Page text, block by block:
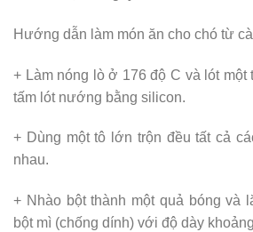
Hướng dẫn làm món ăn cho chó từ
+ Làm nóng lò ở 176 độ C và lót một
tấm lót nướng bằng silicon.
+ Dùng một tô lớn trộn đều tất cả
nhau.
+ Nhào bột thành một quả bóng và
bột mì (chống dính) với độ dày